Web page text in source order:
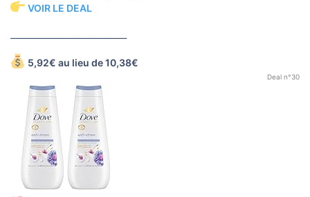
VOIR LE DEAL
5,92€ au lieu de 10,38€
Deal n°30